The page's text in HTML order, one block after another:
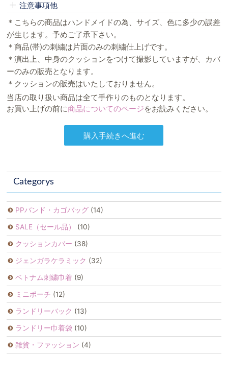
注意事項他
＊こちらの商品はハンドメイドの為、サイズ、色に多少の誤差
が生じます。予めご了承下さい。
＊商品(帯)の刺繍は片面のみの刺繍仕上げです。
＊演出上、中身のクッションをつけて撮影していますが、カバ
ーのみの販売となります。
＊クッションの販売はいたしておりません。
当店の取り扱い商品は全て手作りのものとなります。
お買い上げの前に商品についてのページをお読みください。
Categorys
PPバンド・カゴバッグ (14)
SALE（セール品） (10)
クッションカバー (38)
ジェンガラケラミック (32)
ベトナム刺繍巾着 (9)
ミニポーチ (12)
ランドリーバック (13)
ランドリー巾着袋 (10)
雑貨・ファッション (4)